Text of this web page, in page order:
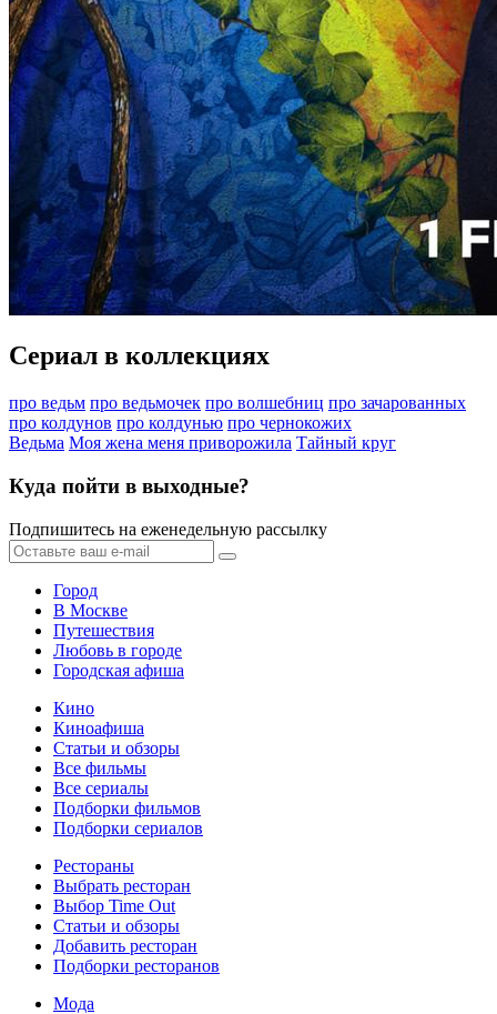
Сериал в коллекциях
про ведьм про ведьмочек про волшебниц про зачарованных
про колдунов про колдунью про чернокожих
Ведьма Моя жена меня приворожила Тайный круг
Куда пойти в выходные?
Подпишитесь на еженедельную рассылку
Город
В Москве
Путешествия
Любовь в городе
Городская афиша
Кино
Киноафиша
Статьи и обзоры
Все фильмы
Все сериалы
Подборки фильмов
Подборки сериалов
Рестораны
Выбрать ресторан
Выбор Time Out
Статьи и обзоры
Добавить ресторан
Подборки ресторанов
Мода